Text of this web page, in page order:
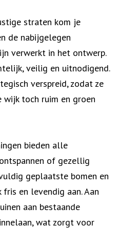
straten kom je
de nabijgelegen
verwerkt in het ontwerp.
veilig en uitnodigend.
verspreid, zodat ze
wijk toch ruim en groen
bieden alle
of gezellig
geplaatste bomen en
en levendig aan. Aan
aan bestaande
wat zorgt voor